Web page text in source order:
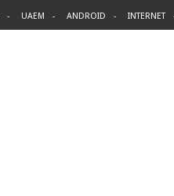
UAEM ANDROID INTERNET